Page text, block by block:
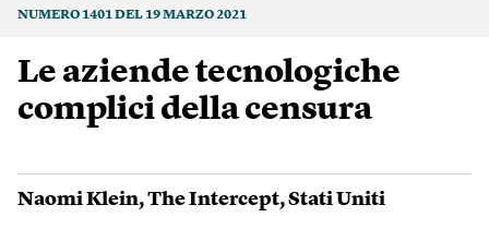
NUMERO 1401 DEL 19 MARZO 2021
Le aziende tecnologiche
complici della censura
Naomi Klein,The Intercept,Stati Uniti